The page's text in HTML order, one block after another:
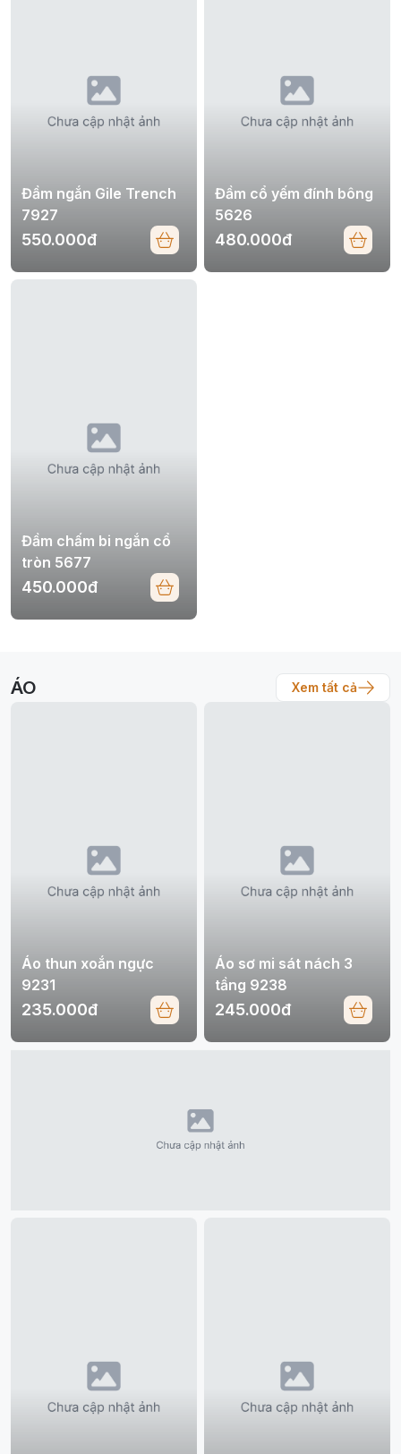
Đầm ngắn Gile Trench
7927
550.000đ
Đầm cổ yếm đính bông
5626
480.000đ
Đầm chấm bi ngắn cổ
tròn 5677
450.000đ
ÁO Xem tất cả
Áo thun xoắn ngực
9231
235.000đ
Áo sơ mi sát nách 3
tầng 9238
245.000đ